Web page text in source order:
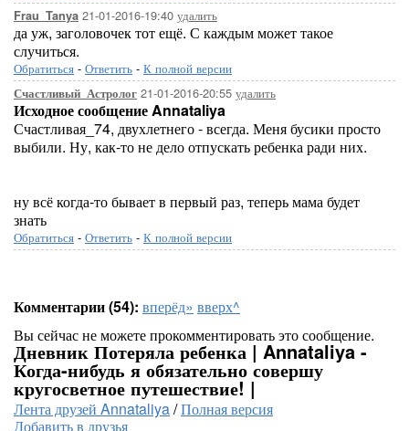
Frau_Tanya 21-01-2016-19:40 удалить
да уж, заголовочек тот ещё. С каждым может такое
случиться.
Обратиться - Ответить - К полной версии
Счастливый_Астролог 21-01-2016-20:55 удалить
Исходное сообщение Annataliya
Счастливая_74, двухлетнего - всегда. Меня бусики просто
выбили. Ну, как-то не дело отпускать ребенка ради них.
ну всё когда-то бывает в первый раз, теперь мама будет
знать
Обратиться - Ответить - К полной версии
Комментарии (54): вперёд» вверх^
Вы сейчас не можете прокомментировать это сообщение.
Дневник Потеряла ребенка | Annataliya -
Когда-нибудь я обязательно совершу
кругосветное путешествие! |
Лента друзей Annataliya/Полная версия
Добавить в друзья